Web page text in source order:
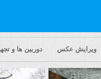
ویرایش عکس دوربین ها و